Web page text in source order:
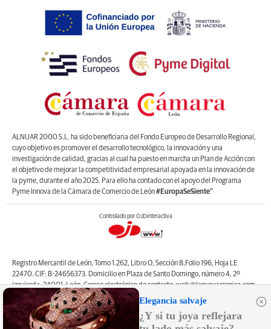
ALNUAR 2000 S.L. ha sido beneficiaria del Fondo Europeo de Desarrollo Regional,
cuyo objetivo es promover el desarrollo tecnológico, la innovación y una
investigación de calidad, gracias al cual ha puesto en marcha un Plan de Acción con
el objetivo de mejorar la competitividad empresarial apoyada en la innovación de
la pyme, durante el año 2025. Para ello ha contado con el apoyo del Programa
Pyme Innova de la Cámara de Comercio de León#EuropaSeSiente”
Controlado por OJDinteractiva
Registro Mercantil de León, Tomo 1.262, Libro O, Sección 8,Folio 196, Hoja LE
22470. CIF: B-24656373. Domicilio en Plaza de Santo Domingo, número 4, 2º
izquierda, 24001, León. Correo electrónico de contacto: web@lanuevacronica.com.
Copyright © ALNUAR 2000 S.L. (LA NUEVA CRÓNICA). Incluye contenidos de la
empresa, de empresas del grupo o de terceros.
Elegancia salvaje
¿Y si tu joya reflejara